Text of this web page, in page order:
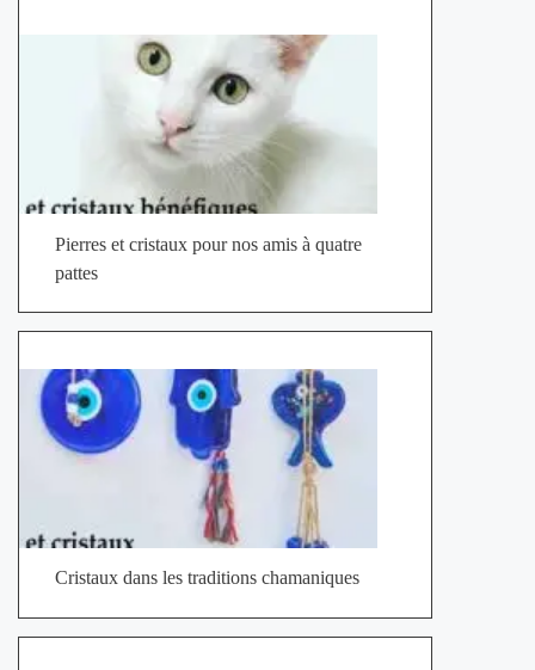
Pierres et cristaux pour nos amis à quatre
pattes
Cristaux dans les traditions chamaniques